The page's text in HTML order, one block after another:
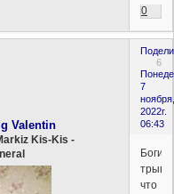
0
6
7
ноября,
2022г.
06:43
Valentin
Kis-Kis -
Боги
что